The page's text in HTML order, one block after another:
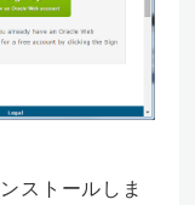
ストールしま